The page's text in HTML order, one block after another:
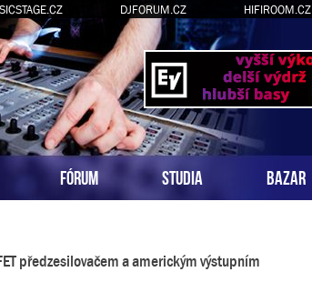
DJFORUM.CZ HIFIROOM.CZ
FÓRUM STUDIA BAZAR
předzesilovačem a americkým výstupním